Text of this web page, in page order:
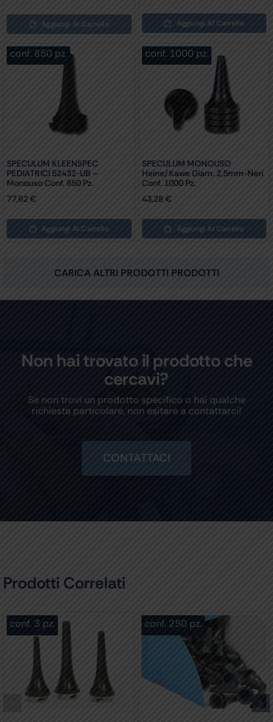
Aggiungi Al Carrello Aggiungi Al Carrello
conf. 850 pz.
SPECULUM KLEENSPEC
PEDIATRICI 52432-UB –
Monouso Conf. 850 Pz.
77,62 €
Aggiungi Al Carrello
conf. 1000 pz.
SPECULUM MONOUSO
Heine/Kawe Diam. 2,5mm-Neri
Conf. 1000 Pz.
Aggiungi Al Carrello
CARICA ALTRI PRODOTTI PRODOTTI
Non hai trovato il prodotto che
cercavi?
Se non trovi un prodotto specifico o hai qualche
richiesta particolare, non esitare a contattarci!
CONTATTACI
Prodotti Correlati
conf. 3 pz. conf. 250 pz.